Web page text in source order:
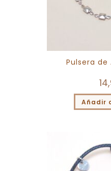
Pulsera de
Añadir